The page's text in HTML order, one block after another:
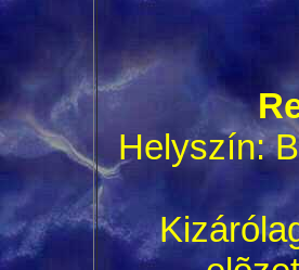
Helyszín: